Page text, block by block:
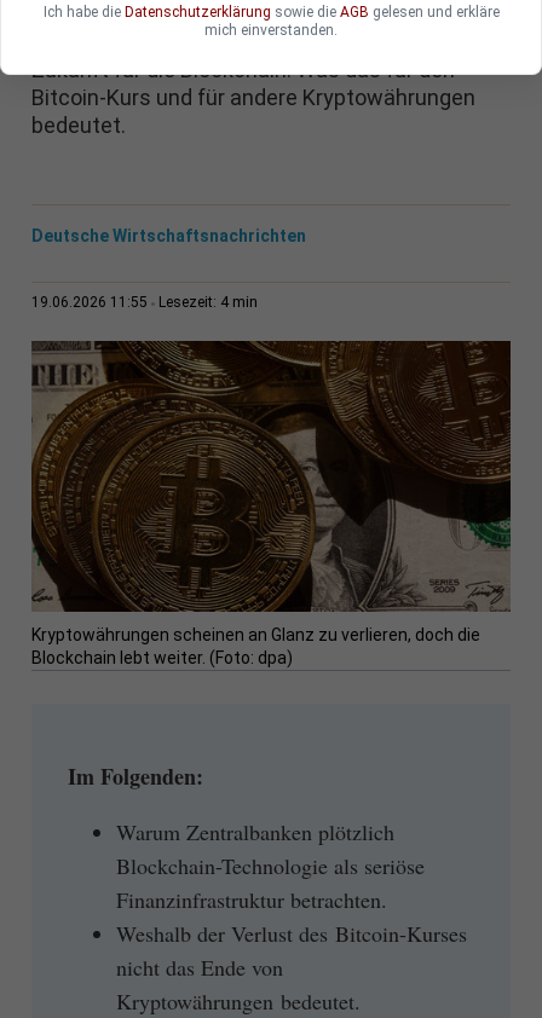
ausgerechnet Zentralbanken und Finanzinstitute
sehen in der Tokenisierung plötzlich eine reale
Zukunft für die Blockchain. Was das für den
Bitcoin-Kurs und für andere Kryptowährungen
bedeutet.
Deutsche Wirtschaftsnachrichten
19.06.2026 11:55 Lesezeit: 4 min
Kryptowährungen scheinen an Glanz zu verlieren, doch die
Blockchain lebt weiter. (Foto: dpa)
Im Folgenden:
Warum Zentralbanken plötzlich
Blockchain-Technologie als seriöse
Finanzinfrastruktur betrachten.
Weshalb der Verlust des Bitcoin-Kurses
nicht das Ende von
Kryptowährungen bedeutet.
Ich habe die Datenschutzerklärung sowie die AGB gelesen und erkläre
mich einverstanden.